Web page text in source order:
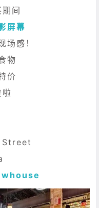
间
屏幕
场感！
物
价